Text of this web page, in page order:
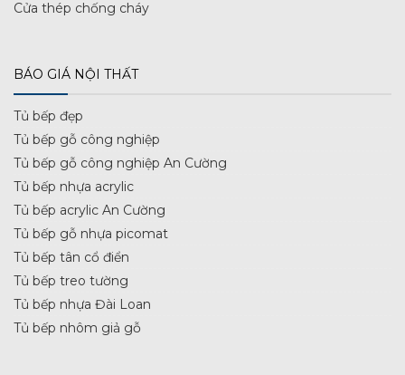
Cửa thép chống cháy
BÁO GIÁ NỘI THẤT
Tủ bếp đẹp
Tủ bếp gỗ công nghiệp
Tủ bếp gỗ công nghiệp An Cường
Tủ bếp nhựa acrylic
Tủ bếp acrylic An Cường
Tủ bếp gỗ nhựa picomat
Tủ bếp tân cổ điển
Tủ bếp treo tường
Tủ bếp nhựa Đài Loan
Tủ bếp nhôm giả gỗ